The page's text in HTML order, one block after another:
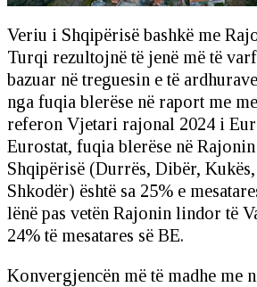
Veriu i Shqipërisë bashkë me
Turqi rezultojnë të jenë më të
bazuar në treguesin e të
nga fuqia blerëse në raport me
referon Vjetari rajonal 2024 i
Eurostat, fuqia blerëse në
Shqipërisë (Durrës, Dibër,
Shkodër) është sa 25% e
lënë pas vetën Rajonin lindor të
24% të mesatares së BE.
Konvergjencën më të madhe me